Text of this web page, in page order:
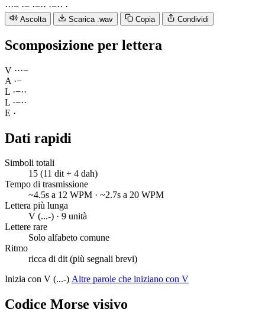
···− ·− ·−·· ·−·· ·
Ascolta Scarica .wav Copia Condividi
Scomposizione per lettera
V ···−
A ·−
L ·−··
L ·−··
E ·
Dati rapidi
Simboli totali
15 (11 dit + 4 dah)
Tempo di trasmissione
~4.5s a 12 WPM · ~2.7s a 20 WPM
Lettera più lunga
V (...-) · 9 unità
Lettere rare
Solo alfabeto comune
Ritmo
ricca di dit (più segnali brevi)
Inizia con V (...-) Altre parole che iniziano con V
Codice Morse visivo